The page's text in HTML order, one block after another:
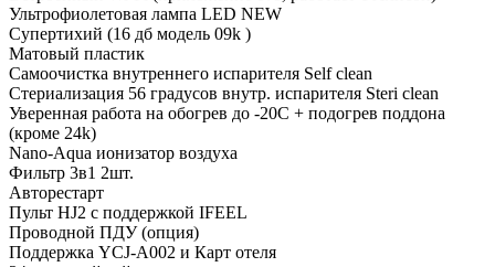
Ультрофиолетовая лампа LED NEW
Супертихий (16 дб модель 09k )
Матовый пластик
Самоочистка внутреннего испарителя Self clean
Стериализация 56 градусов внутр. испарителя Steri clean
Уверенная работа на обогрев до -20С + подогрев поддона
(кроме 24k)
Nano-Aqua ионизатор воздуха
Фильтр 3в1 2шт.
Авторестарт
Пульт HJ2 с поддержкой IFEEL
Проводной ПДУ (опция)
Поддержка YCJ-A002 и Карт отеля